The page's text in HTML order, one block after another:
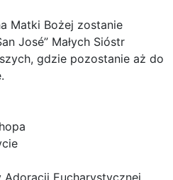
Matki Bożej zostanie
José” Małych Sióstr
gdzie pozostanie aż do